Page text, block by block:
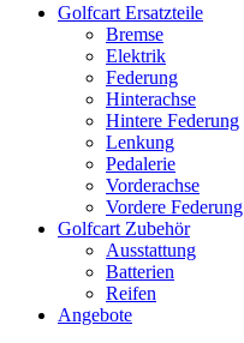
Golfcart Ersatzteile
Bremse
Elektrik
Federung
Hinterachse
Hintere Federung
Lenkung
Pedalerie
Vorderachse
Vordere Federung
Golfcart Zubehör
Ausstattung
Batterien
Reifen
Angebote